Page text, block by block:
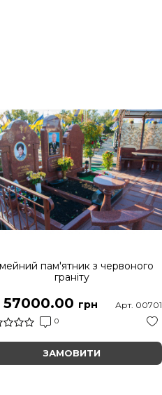
пам'ятник з червоного
граніту
грн
0
Арт. 00701
ЗАМОВИТИ